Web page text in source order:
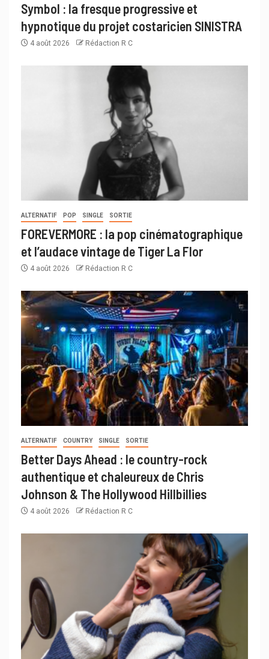
Symbol : la fresque progressive et
hypnotique du projet costaricien SINISTRA
4 août 2026 Rédaction R C
ALTERNATIF POP SINGLE SORTIE
FOREVERMORE : la pop cinématographique
et l’audace vintage de Tiger La Flor
4 août 2026 Rédaction R C
ALTERNATIF COUNTRY SINGLE SORTIE
Better Days Ahead : le country-rock
authentique et chaleureux de Chris
Johnson & The Hollywood Hillbillies
4 août 2026 Rédaction R C